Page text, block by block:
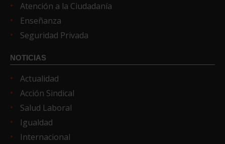
Atención a la Ciudadanía
Enseñanza
Seguridad Privada
NOTICIAS
Actualidad
Acción Sindical
Salud Laboral
Igualdad
Internacional